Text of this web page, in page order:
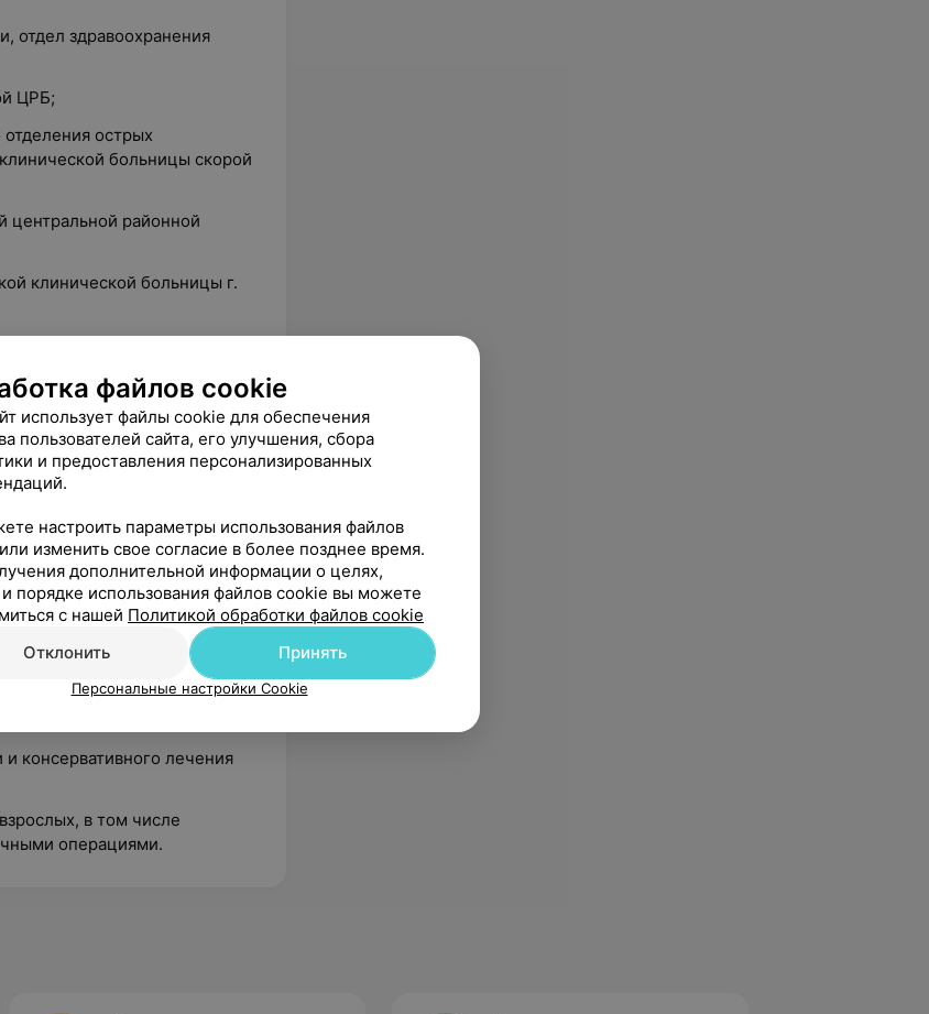
отдел здравоохранения
ЦРБ;
острых
больницы скорой
центральной районной
клинической больницы г.
отделения 4-й
врача-уролога 4ой
уролог Республиканского
по урологии, белорусский
институт
БелМАПО);
заболеваний в
(БелМАПО).
консервативного лечения
в том числе
операциями.
файлов cookie
использует файлы cookie для обеспечения
пользователей сайта, его улучшения, сбора
и предоставления персонализированных
настроить параметры использования файлов
изменить свое согласие в более позднее время.
дополнительной информации о целях,
и порядке использования файлов cookie вы можете
с нашей Политикой обработки файлов cookie
Отклонить
Принять
Персональные настройки Cookie